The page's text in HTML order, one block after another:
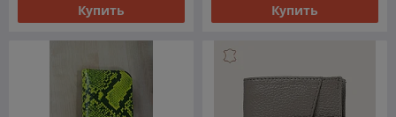
Купить Купить